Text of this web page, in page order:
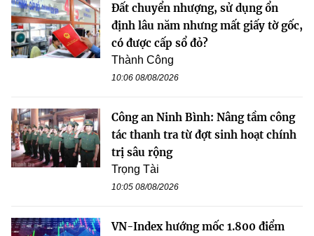
Đất chuyển nhượng, sử dụng ổn
định lâu năm nhưng mất giấy tờ gốc,
có được cấp sổ đỏ?
Thành Công
10:06 08/08/2026
Công an Ninh Bình: Nâng tầm công
tác thanh tra từ đợt sinh hoạt chính
trị sâu rộng
Trọng Tài
10:05 08/08/2026
VN-Index hướng mốc 1.800 điểm